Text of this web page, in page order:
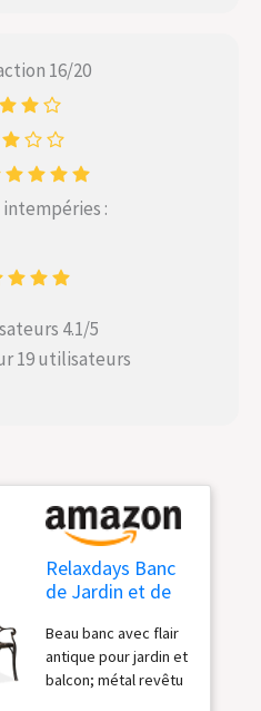
16/20
intempéries :
4.1/5
19 utilisateurs
Relaxdays Banc
de Jardin et de
Design Antique,
en Aluminium
HlP 82x102x60
Beau banc avec flair
antique pour jardin et
balcon; métal revêtu